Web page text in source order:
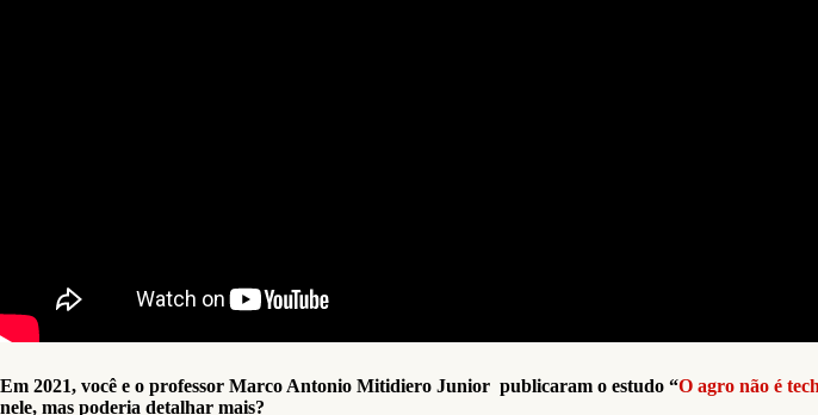
Em 2021, você e o professor Marco Antonio Mitidiero Junior publicaram o estudo “O agro não é
nele, mas poderia detalhar mais?